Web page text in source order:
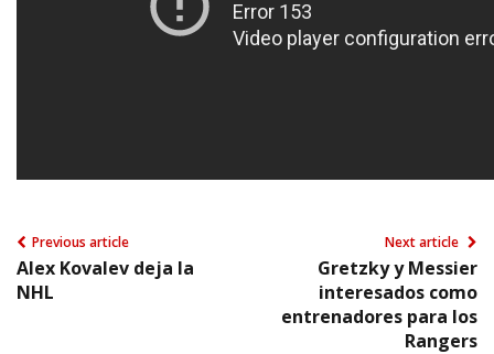
Previous article
Alex Kovalev deja la
NHL
Next article
Gretzky y Messier
interesados como
entrenadores para los
Rangers